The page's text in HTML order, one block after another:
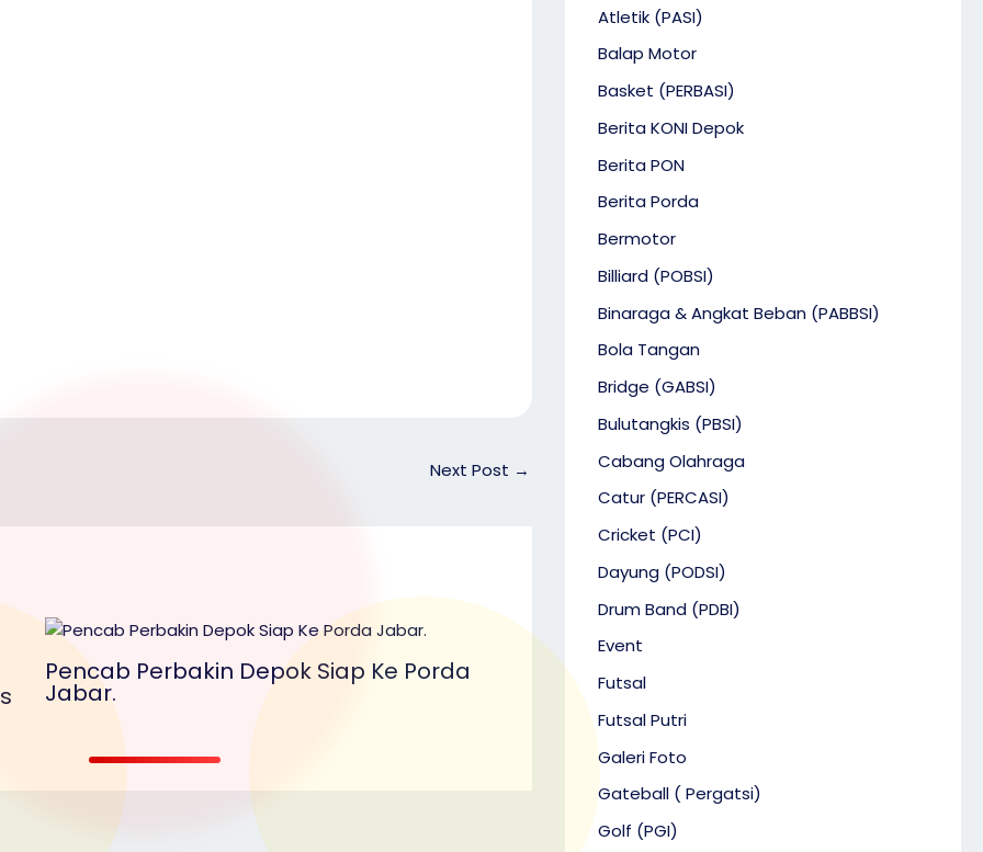
Next Post →
Pencab Perbakin Depok Siap Ke Porda
Jabar.
Atletik (PASI)
Balap Motor
Basket (PERBASI)
Berita KONI Depok
Berita PON
Berita Porda
Bermotor
Billiard (POBSI)
Binaraga & Angkat Beban (PABBSI)
Bola Tangan
Bridge (GABSI)
Bulutangkis (PBSI)
Cabang Olahraga
Catur (PERCASI)
Cricket (PCI)
Dayung (PODSI)
Drum Band (PDBI)
Event
Futsal
Futsal Putri
Galeri Foto
Gateball ( Pergatsi)
Golf (PGI)